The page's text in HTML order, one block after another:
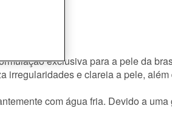
exclusiva para a pele da
irregularidades e clareia a pele, além
com água fria. Devido a uma